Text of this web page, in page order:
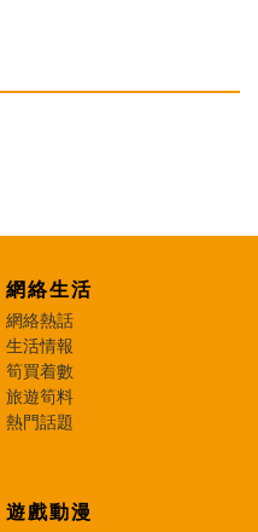
網絡生活
網絡熱話
生活情報
筍買着數
旅遊筍料
熱門話題
遊戲動漫